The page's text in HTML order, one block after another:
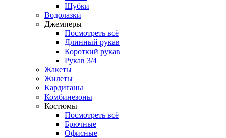
Шубки
Водолазки
Джемперы
Посмотреть всё
Длинный рукав
Короткий рукав
Рукав 3/4
Жакеты
Жилеты
Кардиганы
Комбинезоны
Костюмы
Посмотреть всё
Брючные
Офисные